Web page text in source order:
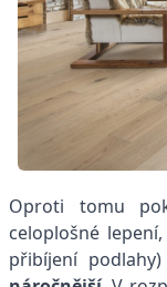
Oproti tomu
celoplošné
přibíjení